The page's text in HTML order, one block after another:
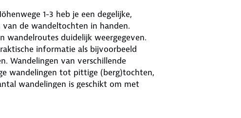
1-3 heb je een degelijke,
de wandeltochten in handen.
wandelroutes duidelijk weergegeven.
informatie als bijvoorbeeld
Wandelingen van verschillende
wandelingen tot pittige (berg)tochten,
wandelingen is geschikt om met
duidelijk ingetekend. Deze Kompass-